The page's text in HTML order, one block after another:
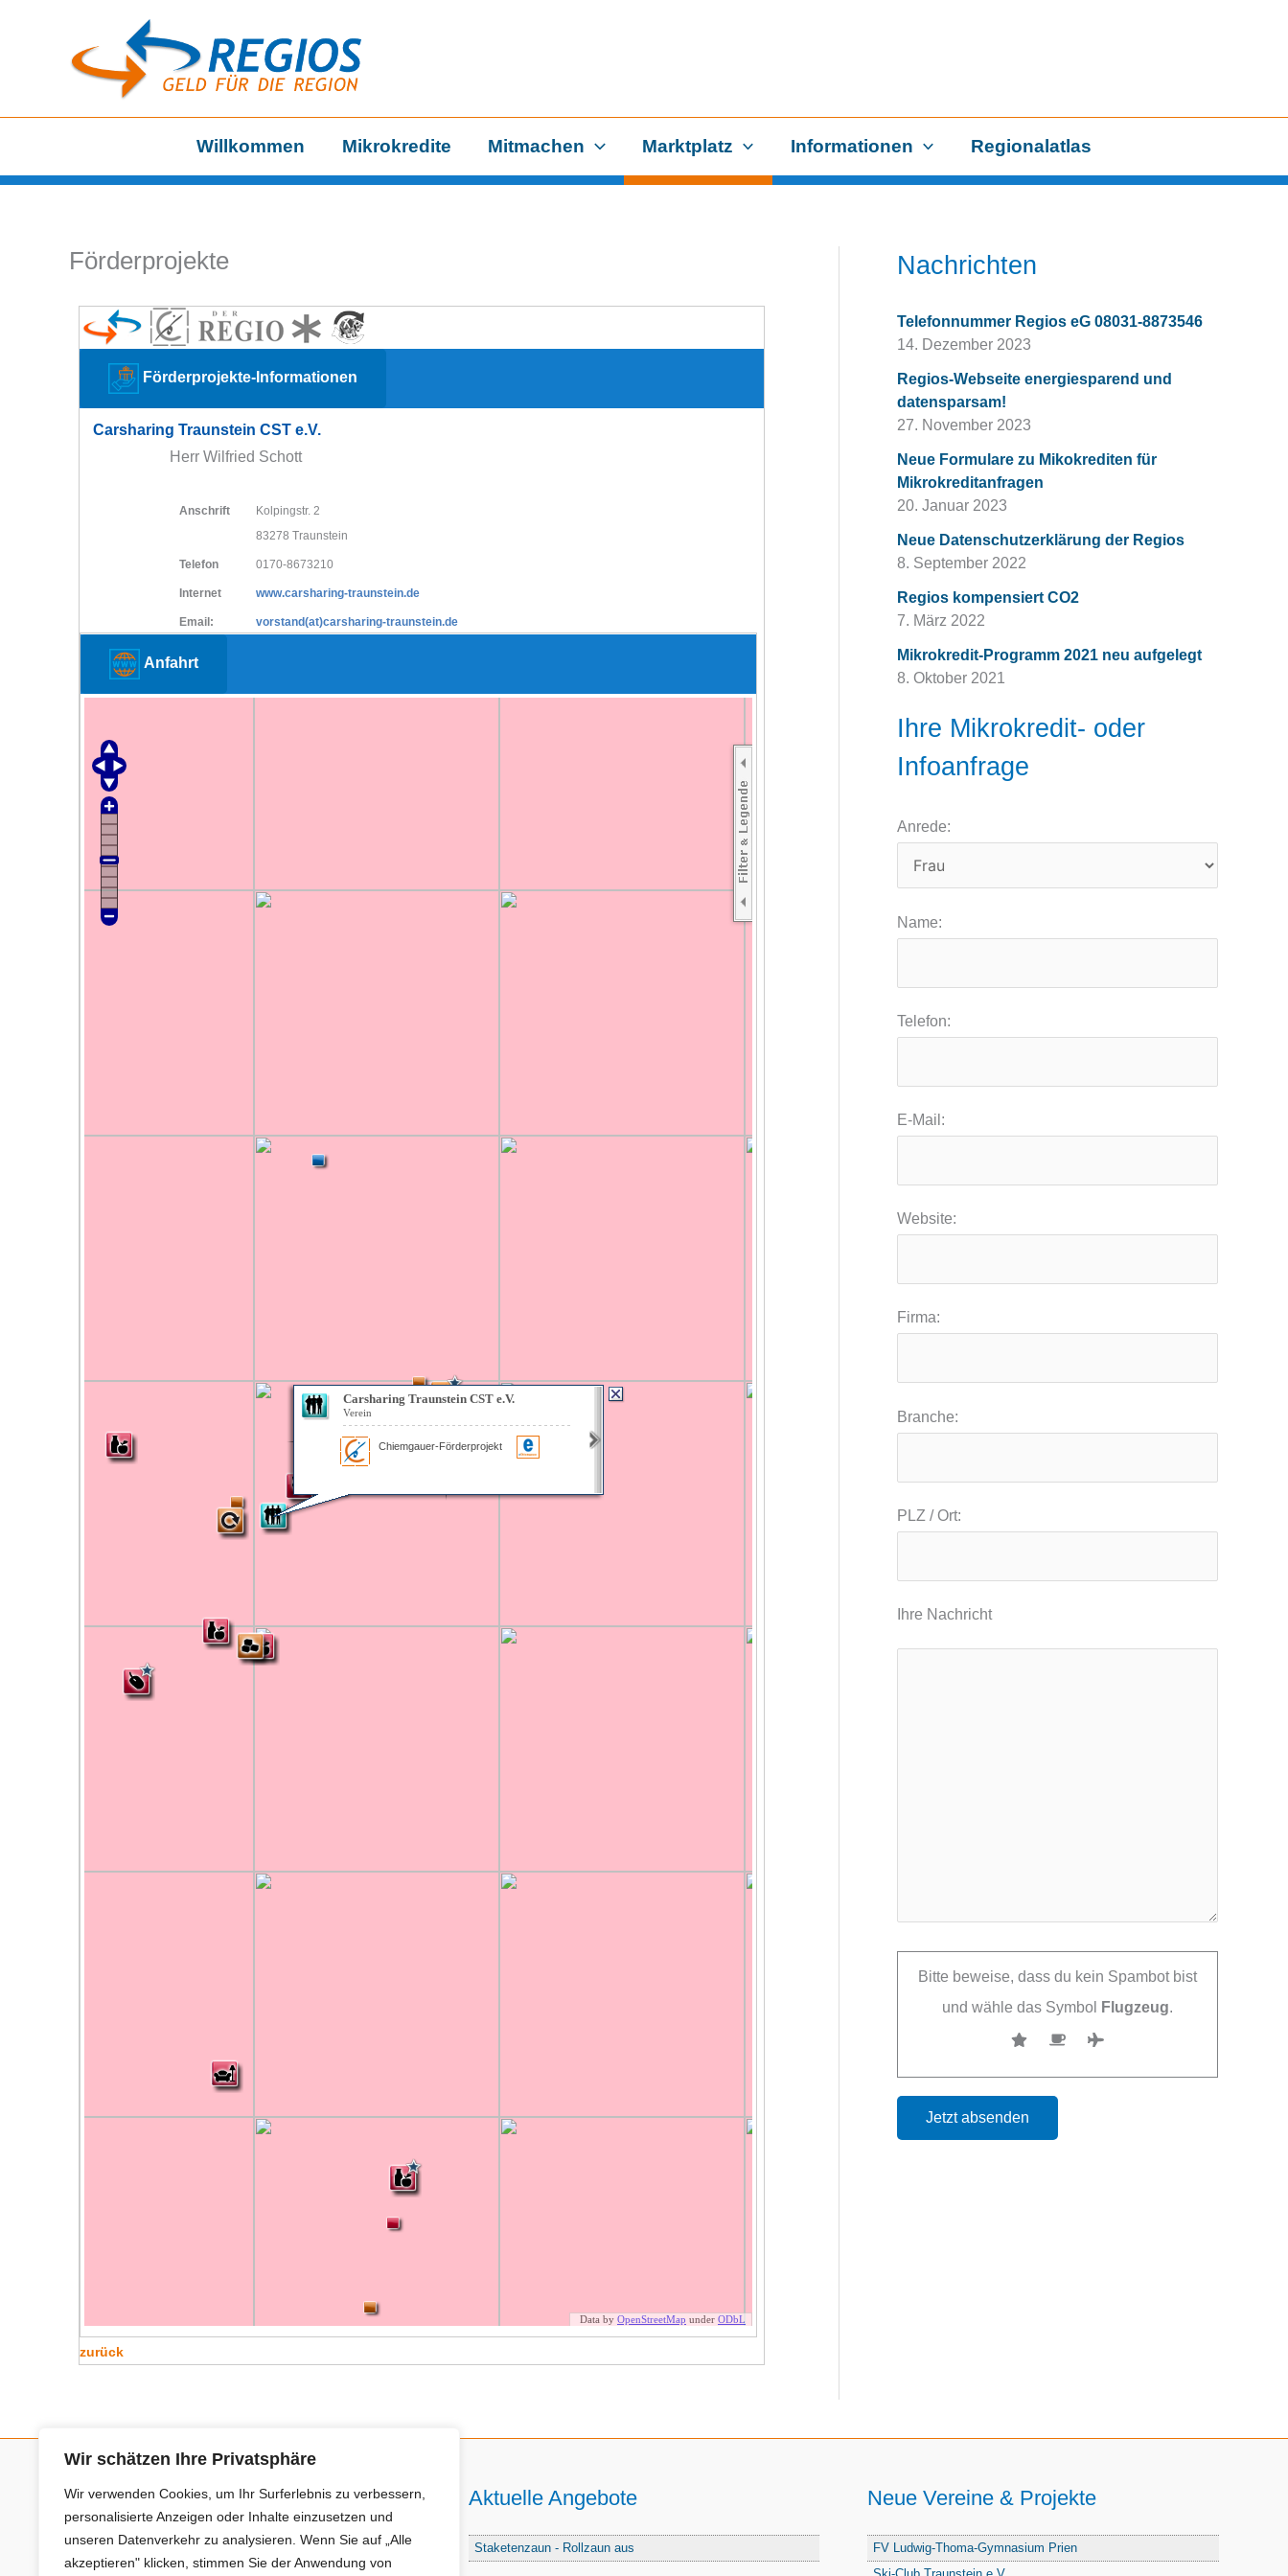
Wir schätzen Ihre Privatsphäre
Wir verwenden Cookies, um Ihr Surferlebnis zu verbessern,
personalisierte Anzeigen oder Inhalte einzusetzen und
unseren Datenverkehr zu analysieren. Wenn Sie auf „Alle
akzeptieren" klicken, stimmen Sie der Anwendung von
Willkommen Mikrokredite Mitmachen Marktplatz Informationen Regionalatlas
Förderprojekte
Förderprojekte-Informationen
Carsharing Traunstein CST e.V.
Herr Wilfried Schott
Anschrift
Kolpingstr. 2
83278 Traunstein
Telefon 0170-8673210
Internet www.carsharing-traunstein.de
Email: vorstand(at)carsharing-traunstein.de
Anfahrt
zurück
Nachrichten
Telefonnummer Regios eG 08031-8873546
14. Dezember 2023
Regios-Webseite energiesparend und
datensparsam!
27. November 2023
Neue Formulare zu Mikokrediten für
Mikrokreditanfragen
20. Januar 2023
Neue Datenschutzerklärung der Regios
8. September 2022
Regios kompensiert CO2
7. März 2022
Mikrokredit-Programm 2021 neu aufgelegt
8. Oktober 2021
Ihre Mikrokredit- oder
Infoanfrage
Anrede:
Name:
Telefon:
E-Mail:
Website:
Firma:
Branche:
PLZ / Ort:
Ihre Nachricht
Bitte beweise, dass du kein Spambot bist
und wähle das Symbol
Flugzeug.
Neue Anbieter
Baum- und Bienenpflege Thullner
Aktuelle Angebote
Staketenzaun - Rollzaun aus
Neue Vereine & Projekte
FV Ludwig-Thoma-Gymnasium Prien